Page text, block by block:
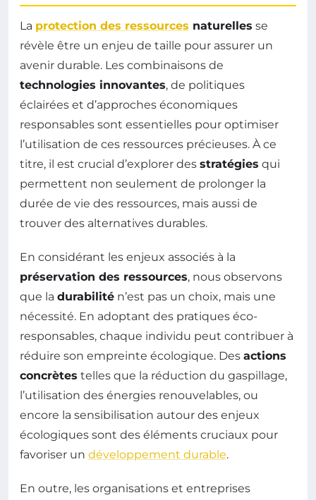
La protection des ressources naturelles se
révèle être un enjeu de taille pour assurer un
avenir durable. Les combinaisons de
technologies innovantes, de politiques
éclairées et d’approches économiques
responsables sont essentielles pour optimiser
l’utilisation de ces ressources précieuses. À ce
titre, il est crucial d’explorer des stratégies qui
permettent non seulement de prolonger la
durée de vie des ressources, mais aussi de
trouver des alternatives durables.
En considérant les enjeux associés à la
préservation des ressources, nous observons
que la durabilité n’est pas un choix, mais une
nécessité. En adoptant des pratiques éco-
responsables, chaque individu peut contribuer à
réduire son empreinte écologique. Des actions
concrètes telles que la réduction du gaspillage,
l’utilisation des énergies renouvelables, ou
encore la sensibilisation autour des enjeux
écologiques sont des éléments cruciaux pour
favoriser un développement durable.
En outre, les organisations et entreprises